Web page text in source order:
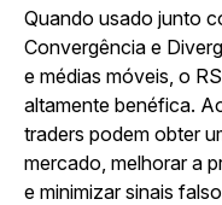
Quando usado junto
Convergência e
e médias móveis, o
altamente benéfica.
traders podem obter
mercado, melhorar a
e minimizar sinais